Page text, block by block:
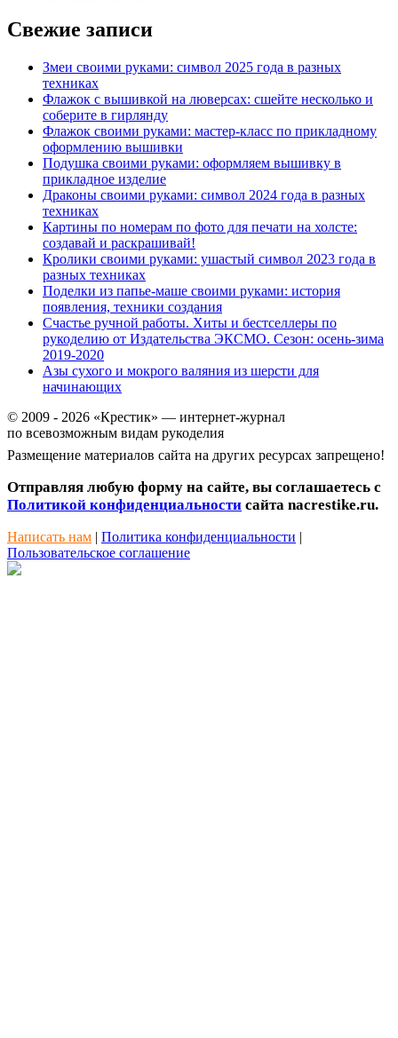
Свежие записи
Змеи своими руками: символ 2025 года в разных
техниках
Флажок с вышивкой на люверсах: сшейте несколько и
соберите в гирлянду
Флажок своими руками: мастер-класс по прикладному
оформлению вышивки
Подушка своими руками: оформляем вышивку в
прикладное изделие
Драконы своими руками: символ 2024 года в разных
техниках
Картины по номерам по фото для печати на холсте:
создавай и раскрашивай!
Кролики своими руками: ушастый символ 2023 года в
разных техниках
Поделки из папье-маше своими руками: история
появления, техники создания
Счастье ручной работы. Хиты и бестселлеры по
рукоделию от Издательства ЭКСМО. Сезон: осень-зима
2019-2020
Азы сухого и мокрого валяния из шерсти для
начинающих
© 2009 - 2026 «Крестик» — интернет-журнал
по всевозможным видам рукоделия
Размещение материалов сайта на других ресурсах запрещено!
Отправляя любую форму на сайте, вы соглашаетесь с
Политикой конфиденциальности сайта nacrestike.ru.
Написать нам | Политика конфиденциальности |
Пользовательское соглашение